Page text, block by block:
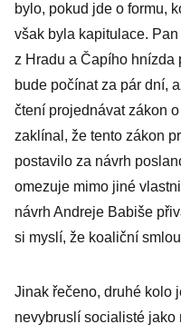
bylo, pokud jde o formu,
však byla kapitulace.
z Hradu a Čapího hnízda
bude počínat za pár dní,
čtení projednávat zákon
zaklínal, že tento zákon
postavilo za návrh
omezuje mimo jiné
návrh Andreje Babiše
si myslí, že koaliční
Jinak řečeno, druhé kolo
nevybruslí socialisté jako